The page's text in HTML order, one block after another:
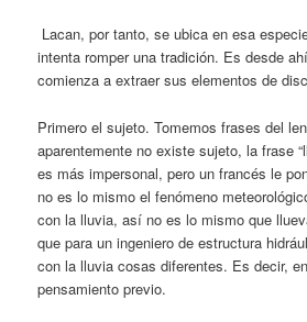
Lacan, por tanto, se ubica en esa
intenta romper una tradición. Es desde
comienza a extraer sus elementos de
Primero el sujeto. Tomemos frases del
aparentemente no existe sujeto, la frase
es más impersonal, pero un francés le
no es lo mismo el fenómeno
con la lluvia, así no es lo mismo que
que para un ingeniero de estructura
con la lluvia cosas diferentes. Es decir,
pensamiento previo.